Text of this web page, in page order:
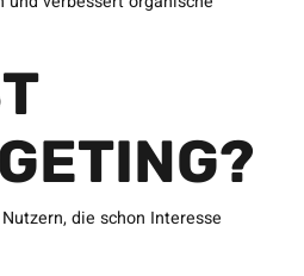
die schon Interesse